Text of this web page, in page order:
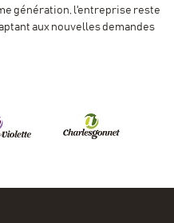
génération, l'entreprise reste
aux nouvelles demandes